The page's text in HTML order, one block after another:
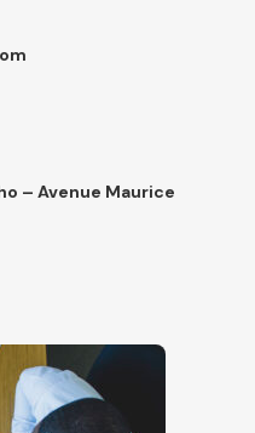
– Avenue Maurice